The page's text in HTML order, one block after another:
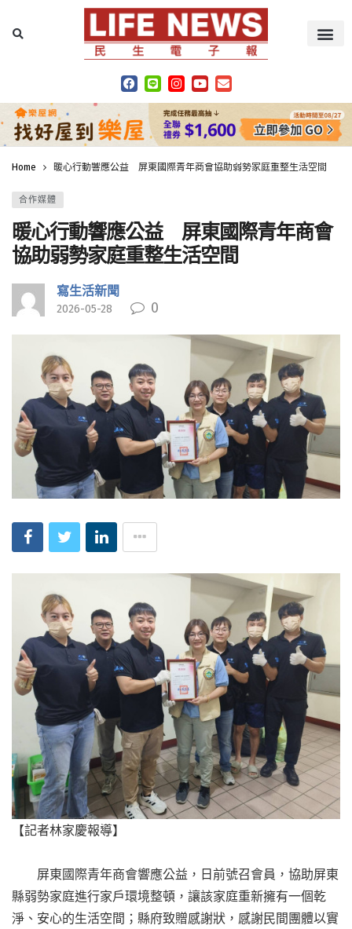
Home 暖心行動響應公益 屏東國際青年商會協助弱勢家庭重整生活空間
合作媒體
暖心行動響應公益 屏東國際青年商會
協助弱勢家庭重整生活空間
寫生活新聞
2026-05-28 0
【記者林家慶報導】
屏東國際青年商會響應公益，日前號召會員，協助屏東
縣弱勢家庭進行家戶環境整頓，讓該家庭重新擁有一個乾
淨、安心的生活空間；縣府致贈感謝狀，感謝民間團體以實